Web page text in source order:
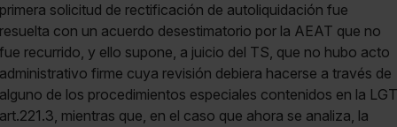
primera solicitud de rectificación de autoliquidación fue
resuelta con un acuerdo desestimatorio por la AEAT que no
fue recurrido, y ello supone, a juicio del TS, que no hubo acto
administrativo firme cuya revisión debiera hacerse a través de
alguno de los procedimientos especiales contenidos en la LGT
art.221.3, mientras que, en el caso que ahora se analiza, la